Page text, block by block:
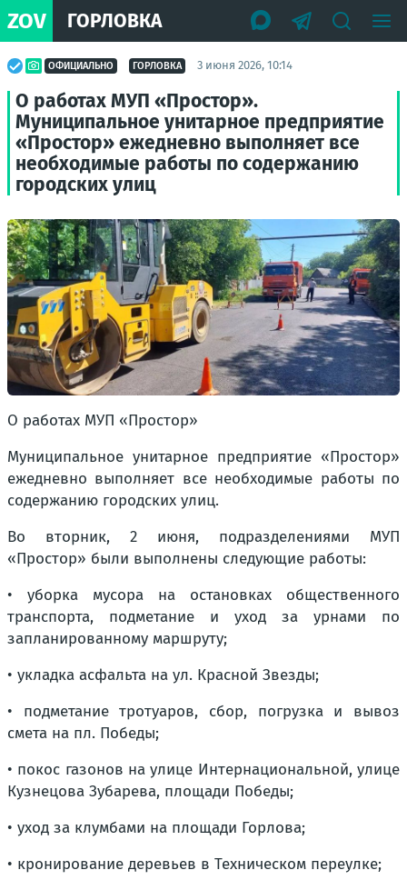
ZOV ГОРЛОВКА
ОФИЦИАЛЬНО ГОРЛОВКА 3 июня 2026, 10:14
О работах МУП «Простор».
Муниципальное унитарное предприятие
«Простор» ежедневно выполняет все
необходимые работы по содержанию
городских улиц
О работах МУП «Простор»
Муниципальное унитарное предприятие «Простор»
ежедневно выполняет все необходимые работы по
содержанию городских улиц.
Во вторник, 2 июня, подразделениями МУП
«Простор» были выполнены следующие работы:
• уборка мусора на остановках общественного
транспорта, подметание и уход за урнами по
запланированному маршруту;
• укладка асфальта на ул. Красной Звезды;
• подметание тротуаров, сбор, погрузка и вывоз
смета на пл. Победы;
• покос газонов на улице Интернациональной, улице
Кузнецова Зубарева, площади Победы;
• уход за клумбами на площади Горлова;
• кронирование деревьев в Техническом переулке;